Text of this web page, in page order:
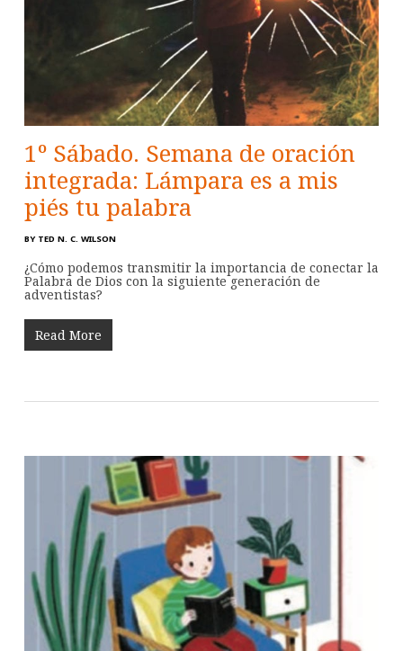
1º Sábado. Semana de oración
integrada: Lámpara es a mis
piés tu palabra
BY TED N. C. WILSON
¿Cómo podemos transmitir la importancia de conectar la
Palabra de Dios con la siguiente generación de
adventistas?
Read More